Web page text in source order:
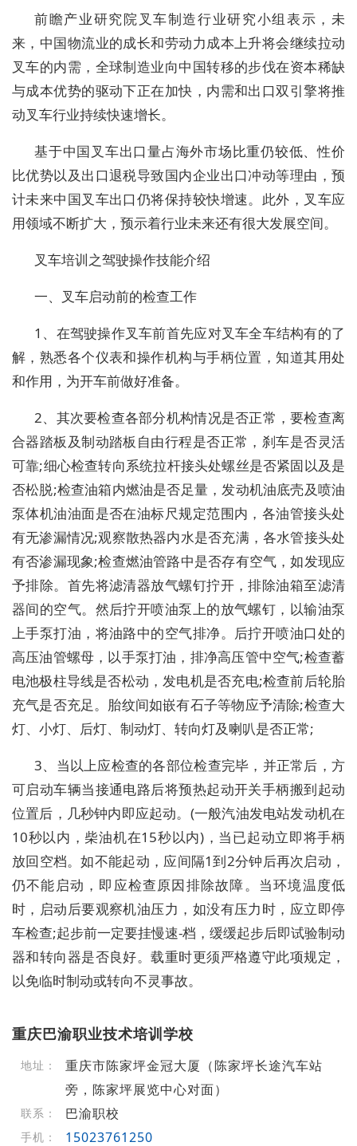
前瞻产业研究院叉车制造行业研究小组表示，未
来，中国物流业的成长和劳动力成本上升将会继续拉动
叉车的内需，全球制造业向中国转移的步伐在资本稀缺
与成本优势的驱动下正在加快，内需和出口双引擎将推
动叉车行业持续快速增长。
基于中国叉车出口量占海外市场比重仍较低、性价
比优势以及出口退税导致国内企业出口冲动等理由，预
计未来中国叉车出口仍将保持较快增速。此外，叉车应
用领域不断扩大，预示着行业未来还有很大发展空间。
叉车培训之驾驶操作技能介绍
一、叉车启动前的检查工作
1、在驾驶操作叉车前首先应对叉车全车结构有的了
解，熟悉各个仪表和操作机构与手柄位置，知道其用处
和作用，为开车前做好准备。
2、其次要检查各部分机构情况是否正常，要检查离
合器踏板及制动踏板自由行程是否正常，刹车是否灵活
可靠;细心检查转向系统拉杆接头处螺丝是否紧固以及是
否松脱;检查油箱内燃油是否足量，发动机油底壳及喷油
泵体机油油面是否在油标尺规定范围内，各油管接头处
有无渗漏情况;观察散热器内水是否充满，各水管接头处
有否渗漏现象;检查燃油管路中是否存有空气，如发现应
予排除。首先将滤清器放气螺钉拧开，排除油箱至滤清
器间的空气。然后拧开喷油泵上的放气螺钉，以输油泵
上手泵打油，将油路中的空气排净。后拧开喷油口处的
高压油管螺母，以手泵打油，排净高压管中空气;检查蓄
电池极柱导线是否松动，发电机是否充电;检查前后轮胎
充气是否充足。胎纹间如嵌有石子等物应予清除;检查大
灯、小灯、后灯、制动灯、转向灯及喇叭是否正常;
3、当以上应检查的各部位检查完毕，并正常后，方
可启动车辆当接通电路后将预热起动开关手柄搬到起动
位置后，几秒钟内即应起动。(一般汽油发电站发动机在
10秒以内，柴油机在15秒以内)，当已起动立即将手柄
放回空档。如不能起动，应间隔1到2分钟后再次启动，
仍不能启动，即应检查原因排除故障。当环境温度低
时，启动后要观察机油压力，如没有压力时，应立即停
车检查;起步前一定要挂慢速-档，缓缓起步后即试验制动
器和转向器是否良好。载重时更须严格遵守此项规定，
以免临时制动或转向不灵事故。
重庆巴渝职业技术培训学校
地址：
重庆市陈家坪金冠大厦（陈家坪长途汽车站
旁，陈家坪展览中心对面）
联系： 巴渝职校
手机： 15023761250